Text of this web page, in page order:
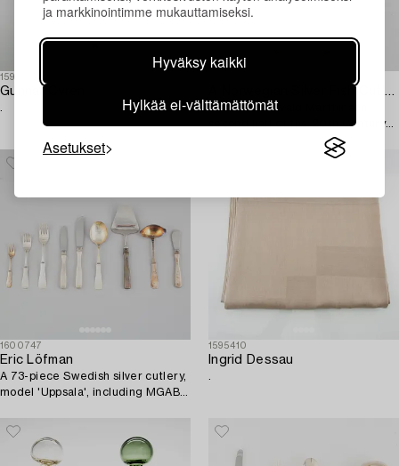
ja markkinointimme mukauttamiseksi.
Hyväksy kaikki
Hylkää ei-välttämättömät
Asetukset
1595393
Gunnar Cyrén A Norwegian Silver Fish Cutlery,
mark of Thorvald Marthinsen,
second half of the 20th Century
1600747
Eric Löfman
A 73-piece Swedish silver cutlery,
model 'Uppsala', including MGAB,
1595410
Ingrid Dessau